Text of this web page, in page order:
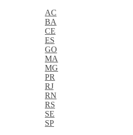
AC
BA
CE
ES
GO
MA
MG
PR
RJ
RN
RS
SE
SP